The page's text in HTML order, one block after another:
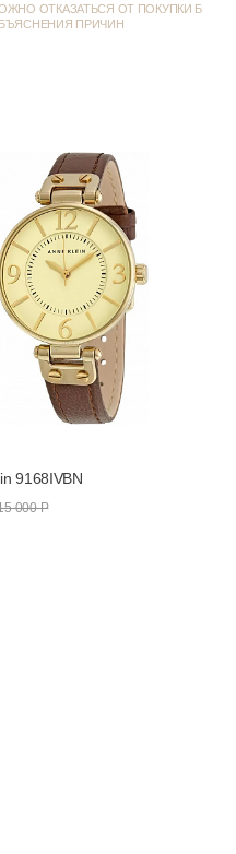
ОТКАЗАТЬСЯ ОТ ПОКУПКИ БЕЗ
ПРИЧИН
9168IVBN
000 Р